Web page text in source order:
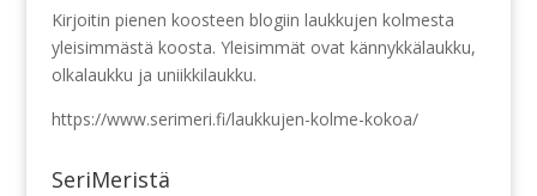
Kirjoitin pienen koosteen blogiin laukkujen kolmesta
yleisimmästä koosta. Yleisimmät ovat kännykkälaukku,
olkalaukku ja uniikkilaukku.
https://www.serimeri.fi/laukkujen-kolme-kokoa/
SeriMeristä